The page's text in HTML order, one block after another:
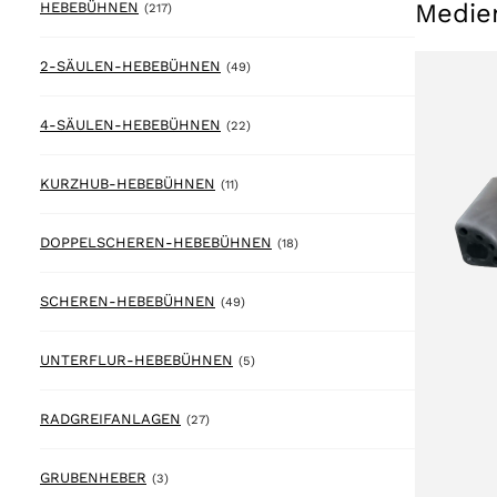
HEBEBÜHNEN (217)217 products
2-SÄULEN-HEBEBÜHNEN (49)49 products
4-SÄULEN-HEBEBÜHNEN (22)22 products
KURZHUB-HEBEBÜHNEN (11)11 products
DOPPELSCHEREN-HEBEBÜHNEN (18)18 products
SCHEREN-HEBEBÜHNEN (49)49 products
UNTERFLUR-HEBEBÜHNEN (5)5 products
RADGREIFANLAGEN (27)27 products
GRUBENHEBER (3)3 products